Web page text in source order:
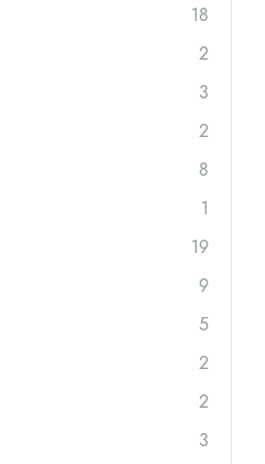
18
2
3
2
8
1
19
9
5
2
2
3